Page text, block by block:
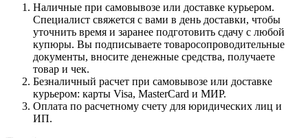
Наличные при самовывозе или доставке курьером.
Специалист свяжется с вами в день доставки, чтобы
уточнить время и заранее подготовить сдачу с любой
купюры. Вы подписываете товаросопроводительные
документы, вносите денежные средства, получаете
товар и чек.
Безналичный расчет при самовывозе или доставке
курьером: карты Visa, MasterCard и МИР.
Оплата по расчетному счету для юридических лиц и
ИП.